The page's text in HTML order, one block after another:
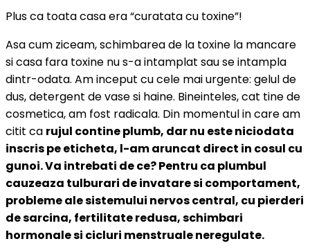
Plus ca toata casa era “curatata cu toxine”!
Asa cum ziceam, schimbarea de la toxine la mancare
si casa fara toxine nu s-a intamplat sau se intampla
dintr-odata. Am inceput cu cele mai urgente: gelul de
dus, detergent de vase si haine. Bineinteles, cat tine de
cosmetica, am fost radicala. Din momentul in care am
citit ca rujul contine plumb, dar nu este niciodata
inscris pe eticheta, l-am aruncat direct in cosul cu
gunoi. Va intrebati de ce? Pentru ca plumbul
cauzeaza tulburari de invatare si comportament,
probleme ale sistemului nervos central, cu pierderi
de sarcina, fertilitate redusa, schimbari
hormonale si cicluri menstruale neregulate.